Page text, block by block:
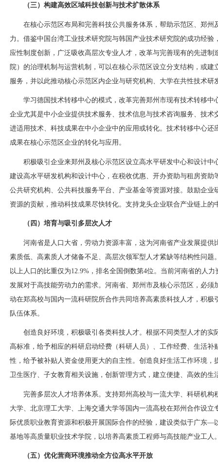
（三）构建高效区域科技创新与技术扩散体系
在核心示范区布局和完善科技公共服务体系，帮助示范区、郑
力。借鉴中国台湾工业技术研究院与韩国产业技术研究院的成功经
应性制度创新，广泛吸收高层次专业人才，改革与完善现有的先进
院）的治理机制与运营机制，可以在核心示范区设立分支结构，或
服务，并以此推动核心示范区内企业与研究机构、大学在共性技术研
学习德国技术转移中心的模式，改革完善郑州市现有技术转移
企业尤其是中小企业提供技术服务、技术信息与技术咨询服务、技
进适用技术、科技成果在中小企业中的应用或转化。技术转移中心
成果在核心示范区企业的转化与应用。
积极吸引企业来郑州及核心示范区设立高水平研发中心和设计
建设高水平研发机构和设计中心，在税收优惠、开办资助与租房资
公共研究机构、公共科技服务平台、产业基金等资源对接。鼓励企
资源的贡献，推动科技成果尽快转化。支持龙头企业联合产业链上
（四）培育与吸引多层次人才
河南省是人口大省，劳动力资源丰富，这为河南省产业发展提
素质低、高素质人才储备不足、高层次领军型人才紧缺等结构性问题
以上人口的比重仅为12.9%，排名全国倒数第4位。当前河南省的人
发展对于高技能劳动力的需求。河南省、郑州市及核心示范区，必
动在郑高校与国内一流科研院所合作共同培养高素质科技人才，积
队伍体系。
创造良好环境，积极吸引各类科技人才。根据不同类型人才的
高标准，给予相应的科研启动经费（科研人员）、工作经费、生活
性，给予被补贴人资金使用更大的自主性。创造良好生活工作环境
卫生医疗、子女教育相关设施，创新管理方式，建立便捷、高效的生
完善多层次人才培养体系。支持郑州高校与一流大学、科研机
大学、北京理工大学、上海交通大学等国内一流高校在郑州合作设立
际优质职业教育资源和积极开展国际合作的经验，建设类似于广东—
基地等高质量职业技术学院，以培养高素质工程师与高技能产业工人
（五）优化营商环境推动全方位高水平开放